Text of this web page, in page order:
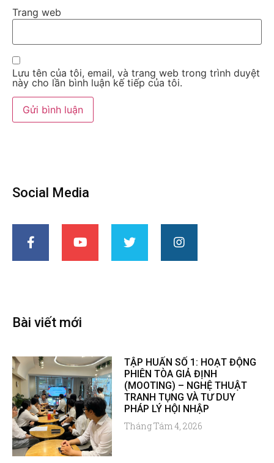
Trang web
Lưu tên của tôi, email, và trang web trong trình duyệt
này cho lần bình luận kế tiếp của tôi.
Social Media
Bài viết mới
TẬP HUẤN SỐ 1: HOẠT ĐỘNG
PHIÊN TÒA GIẢ ĐỊNH
(MOOTING) – NGHỆ THUẬT
TRANH TỤNG VÀ TƯ DUY
PHÁP LÝ HỘI NHẬP
Tháng Tám 4, 2026